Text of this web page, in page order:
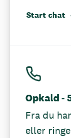
Start chat
Opkald -
Fra du
eller